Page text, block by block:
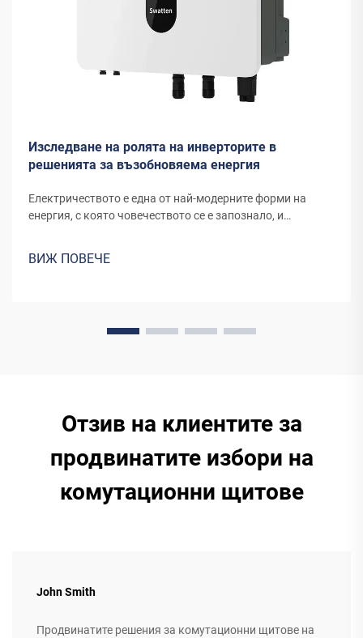
Изследване на ролята на инверторите в
решенията за възобновяема енергия
Електричеството е една от най-модерните форми на
енергия, с която човечеството се е запознало, и
турбини или панели за слънчева енергия преобразуват в
ВИЖ ПОВЕЧЕ
Отзив на клиентите за
продвинатите избори на
комутационни щитове
John Smith
Продвинатите решения за комутационни щитове на